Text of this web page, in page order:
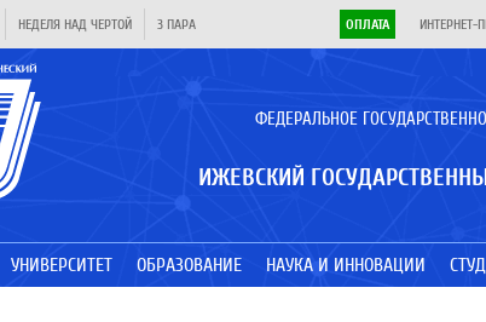
НЕДЕЛЯ НАД ЧЕРТОЙ 3 ПАРА ОПЛАТА ИНТЕРНЕТ-
ФЕДЕРАЛЬНОЕ
ИЖЕВСКИЙ
УНИВЕРСИТЕТ ОБРАЗОВАНИЕ НАУКА И ИННОВАЦИИ